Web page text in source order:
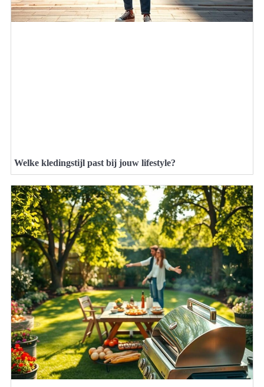
Welke kledingstijl past bij jouw lifestyle?